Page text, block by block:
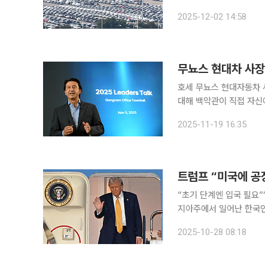
의 후 팩트시트 확정 이
2025-12-02 14:58
무뇨스 현대차 사
호세 무뇨스 현대자동차
대해 백악관이 직접 자신에게 전화해
2025-11-19 16:35
트럼프 “미국에 공
“초기 단계엔 입국 필요”“이후 단계적 폐지” 도널드
지아주에서 일어난 한국
따르면 트럼프 대통령은
2025-10-28 08:18